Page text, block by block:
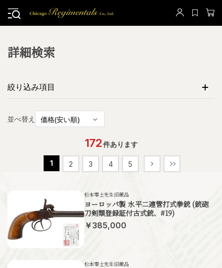
詳細検索
絞り込み項目
並べ替え
172件あります
1 2 3 4 5
ヨーロッパ製 水平二連管打式拳銃 (銃砲
刀剣類登録証付古式銃、#19)
松本零士先生旧蔵品
￥385,000
松本零士先生旧蔵品